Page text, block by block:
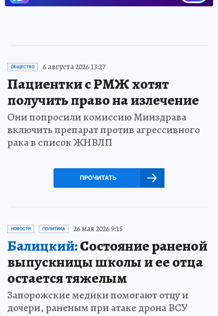
ОБЩЕСТВО 6 августа 2026 13:27
Пациентки с РМЖ хотят
получить право на излечение
Они попросили комиссию Минздрава
включить препарат против агрессивного
рака в список ЖНВЛП
ПРОЧИТАТЬ
НОВОСТИ ПОЛИТИКА 26 мая 2026 9:15
Балицкий:Состояние раненой
выпускницы школы и ее отца
остается тяжелым
Запорожские медики помогают отцу и
дочери, раненым при атаке дрона ВСУ